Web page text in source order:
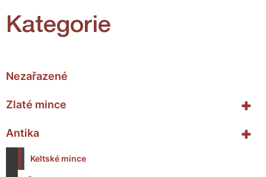
Kategorie
Nezařazené
+
Zlaté mince
+
Antika
Keltské mince